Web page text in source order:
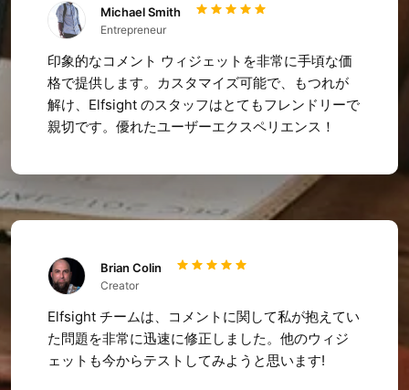
Michael Smith
Entrepreneur
印象的なコメント ウィジェットを非常に手頃な価
格で提供します。カスタマイズ可能で、もつれが
解け、Elfsight のスタッフはとてもフレンドリーで
親切です。優れたユーザーエクスペリエンス！
Brian Colin
Creator
Elfsight チームは、コメントに関して私が抱えてい
た問題を非常に迅速に修正しました。他のウィジ
ェットも今からテストしてみようと思います!